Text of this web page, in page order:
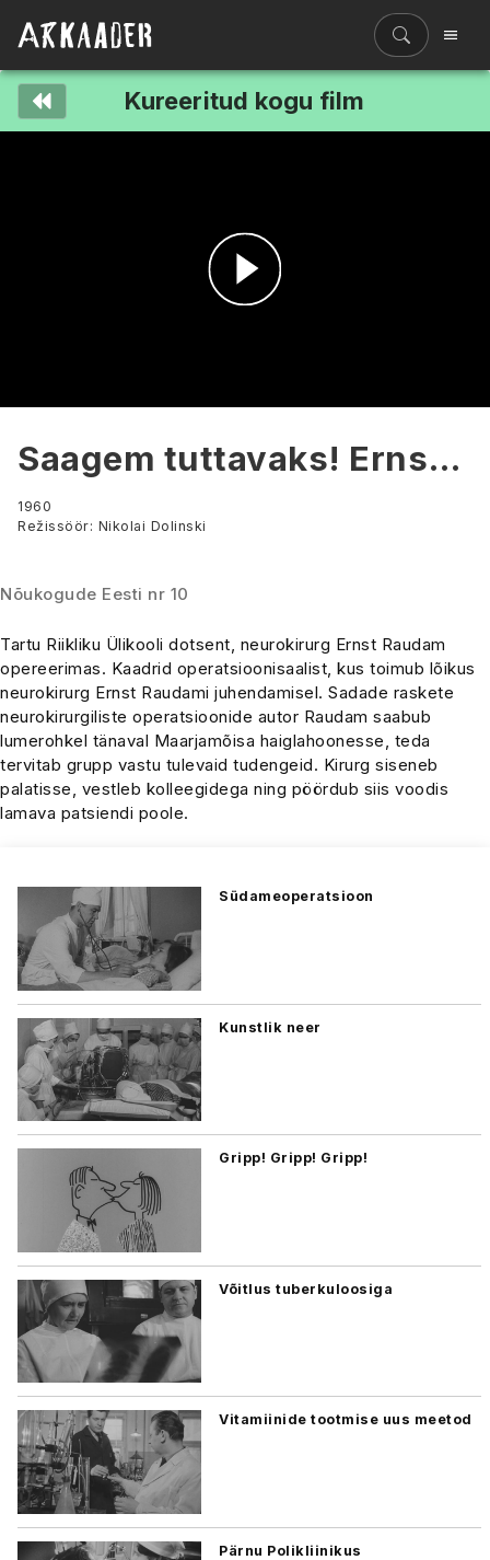
Kureeritud kogu film
Esita
Saagem tuttavaks! Ernst
Raudam
1960
Režissöör: Nikolai Dolinski
Nõukogude Eesti nr 10
Tartu Riikliku Ülikooli dotsent, neurokirurg Ernst Raudam
opereerimas. Kaadrid operatsioonisaalist, kus toimub lõikus
neurokirurg Ernst Raudami juhendamisel. Sadade raskete
neurokirurgiliste operatsioonide autor Raudam saabub
lumerohkel tänaval Maarjamõisa haiglahoonesse, teda
tervitab grupp vastu tulevaid tudengeid. Kirurg siseneb
palatisse, vestleb kolleegidega ning pöördub siis voodis
lamava patsiendi poole.
Südameoperatsioon
Kunstlik neer
Gripp! Gripp! Gripp!
Võitlus tuberkuloosiga
Vitamiinide tootmise uus meetod
Pärnu Polikliinikus
Filmiriiul
Kureeritud kogud
Hinnad
ENG